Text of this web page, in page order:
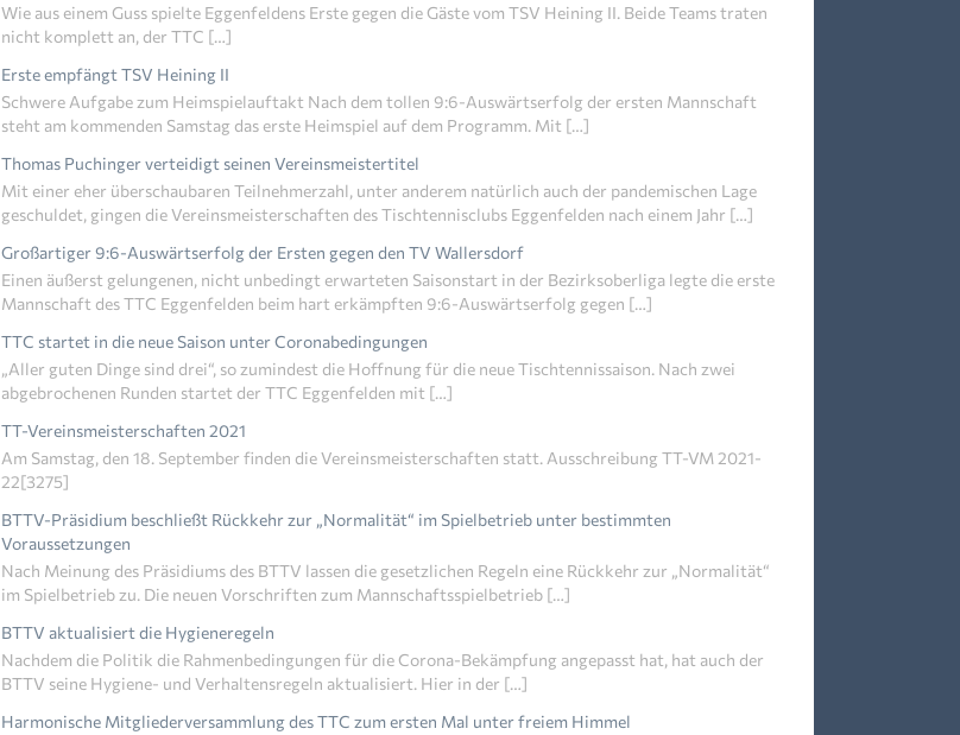
Wie aus einem Guss spielte Eggenfeldens Erste gegen die Gäste vom TSV Heining II. Beide Teams traten
nicht komplett an, der TTC […]
Erste empfängt TSV Heining II
Schwere Aufgabe zum Heimspielauftakt Nach dem tollen 9:6-Auswärtserfolg der ersten Mannschaft
steht am kommenden Samstag das erste Heimspiel auf dem Programm. Mit […]
Thomas Puchinger verteidigt seinen Vereinsmeistertitel
Mit einer eher überschaubaren Teilnehmerzahl, unter anderem natürlich auch der pandemischen Lage
geschuldet, gingen die Vereinsmeisterschaften des Tischtennisclubs Eggenfelden nach einem Jahr […]
Großartiger 9:6-Auswärtserfolg der Ersten gegen den TV Wallersdorf
Einen äußerst gelungenen, nicht unbedingt erwarteten Saisonstart in der Bezirksoberliga legte die erste
Mannschaft des TTC Eggenfelden beim hart erkämpften 9:6-Auswärtserfolg gegen […]
TTC startet in die neue Saison unter Coronabedingungen
„Aller guten Dinge sind drei“, so zumindest die Hoffnung für die neue Tischtennissaison. Nach zwei
abgebrochenen Runden startet der TTC Eggenfelden mit […]
TT-Vereinsmeisterschaften 2021
Am Samstag, den 18. September finden die Vereinsmeisterschaften statt. Ausschreibung TT-VM 2021-
22[3275]
BTTV-Präsidium beschließt Rückkehr zur „Normalität“ im Spielbetrieb unter bestimmten
Voraussetzungen
Nach Meinung des Präsidiums des BTTV lassen die gesetzlichen Regeln eine Rückkehr zur „Normalität“
im Spielbetrieb zu. Die neuen Vorschriften zum Mannschaftsspielbetrieb […]
BTTV aktualisiert die Hygieneregeln
Nachdem die Politik die Rahmenbedingungen für die Corona-Bekämpfung angepasst hat, hat auch der
BTTV seine Hygiene- und Verhaltensregeln aktualisiert. Hier in der […]
Harmonische Mitgliederversammlung des TTC zum ersten Mal unter freiem Himmel